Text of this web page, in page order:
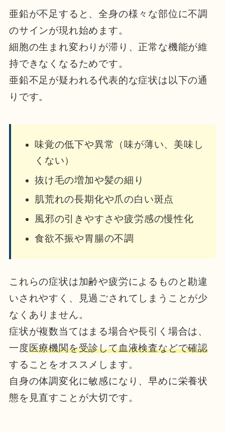
亜鉛が不足すると、全身の様々な部位に不調
のサインが現れ始めます。
細胞の生まれ変わりが滞り、正常な機能が維
持できなくなるためです。
亜鉛不足が疑われる代表的な症状は以下の通
りです。
味覚の低下や異常（味が薄い、美味し
くない）
抜け毛の増加や髪の細り
肌荒れの長期化や爪の白い斑点
風邪の引きやすさや疲労感の慢性化
食欲不振や胃腸の不調
これらの症状は加齢や疲労によるものと勘違
いされやすく、見過ごされてしまうことが少
なくありません。
症状が複数当てはまる場合や長引く場合は、
一度医療機関を受診して血液検査などで確認
することをオススメします。
自身の体調変化に敏感になり、早めに栄養状
態を見直すことが大切です。